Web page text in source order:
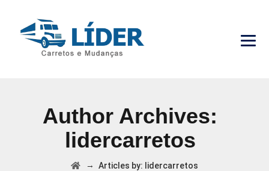
Author Archives:
lidercarretos
→ Articles by: lidercarretos